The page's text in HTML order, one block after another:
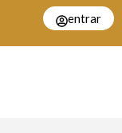
entrar